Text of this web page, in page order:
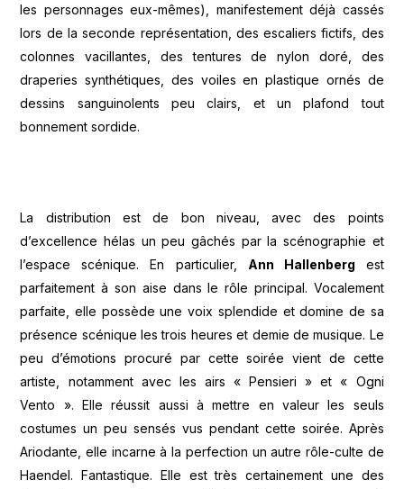
les personnages eux-mêmes), manifestement déjà cassés
lors de la seconde représentation, des escaliers fictifs, des
colonnes vacillantes, des tentures de nylon doré, des
draperies synthétiques, des voiles en plastique ornés de
dessins sanguinolents peu clairs, et un plafond tout
bonnement sordide.
La distribution est de bon niveau, avec des points
d’excellence hélas un peu gâchés par la scénographie et
l’espace scénique. En particulier, Ann Hallenberg est
parfaitement à son aise dans le rôle principal. Vocalement
parfaite, elle possède une voix splendide et domine de sa
présence scénique les trois heures et demie de musique. Le
peu d’émotions procuré par cette soirée vient de cette
artiste, notamment avec les airs « Pensieri » et « Ogni
Vento ». Elle réussit aussi à mettre en valeur les seuls
costumes un peu sensés vus pendant cette soirée. Après
Ariodante, elle incarne à la perfection un autre rôle-culte de
Haendel. Fantastique. Elle est très certainement une des